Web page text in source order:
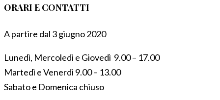
ORARI E CONTATTI
A partire dal 3 giugno 2020
Lunedì, Mercoledì e Giovedì 9.00 – 17.00
Martedì e Venerdì 9.00 – 13.00
Sabato e Domenica chiuso